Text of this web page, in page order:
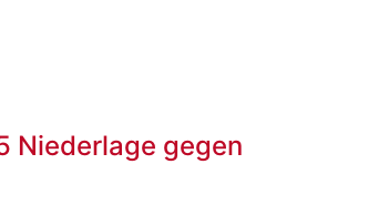
Niederlage gegen